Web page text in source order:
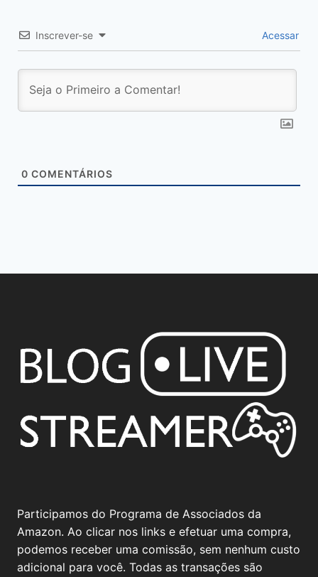
Inscrever-se Acessar
0 COMENTÁRIOS
Participamos do Programa de Associados da
Amazon. Ao clicar nos links e efetuar uma compra,
podemos receber uma comissão, sem nenhum custo
adicional para você. Todas as transações são